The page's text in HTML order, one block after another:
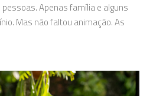
Apenas família e alguns
Mas não faltou animação. As